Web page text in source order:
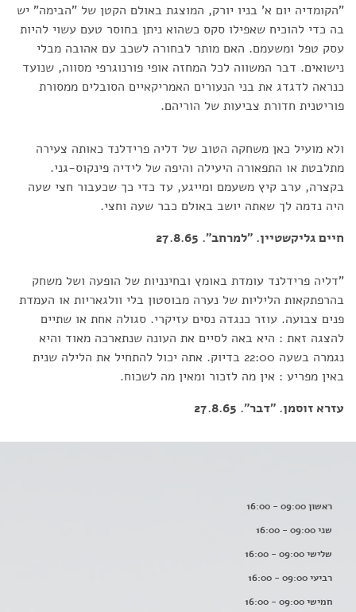
"הקומדיה יום א' בניו יורק, המוצגת באולם הקטן של "הבימה" יש
בה כדי להוכיח שאפילו סקס כשהוא ניתן בחוסר טעם עשוי להיות
עסק טפל ומשעמם. האם מותר לבחורה לשכב עם אהובה מבלי
נישואים. דבר המשווה לכל המחזה אופי פורנוגרפי מסווה, שנועד
כנראה לדגדג את בני הנעורים האמריקאיים הסובלים ממסורת
פוריטנית חדורת צביעות של הוריהם.
ולא מועיל כאן משחקה הטוב של דליה פרידלנד כאותה צעירה
מתלבטת או התפאורה היעילה והיפה של לידיה פינקוס-גני.
בקצרה, ערב קיץ משעמם ומייגע, עד כדי כך שכעבור חצי שעה
היה נדמה לך שאתה יושב באולם כבר שעה וחצי.
חיים גליקשטיין. "למרחב". 27.8.65
"דליה פרידלנד עומדת באומץ ובחינניות של הופעה ושל משחק
בהרפתקאות הליליות של נערה מבוסטון בלי וולגאריות או העמדת
פנים צבועה. עוזר כנגדה נסים עזיקרי. סגולה אחת או שתיים
להצגה זאת : היא באה לסיים את העונה שנתארכה מאוד והיא
נגמרה בשעה 22:00 בדיוק. אתה יכול להתחיל את הלילה שנית
באין מפריע : אין מה לזכור ומאין מה לשכוח.
עזרא זוסמן. "דבר". 27.8.65
ראשון 09:00 - 16:00
שני 09:00 - 16:00
שלישי 09:00 - 16:00
רביעי 09:00 - 16:00
חמישי 09:00 - 16:00